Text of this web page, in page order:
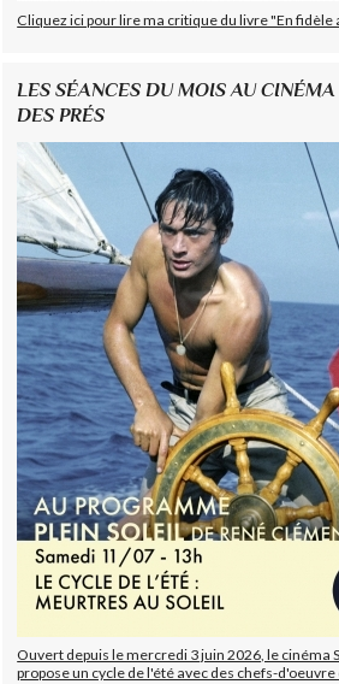
Cliquez ici pour lire ma critique du livre "En fidèle
LES SÉANCES DU MOIS AU
DES PRÉS
Ouvert depuis le mercredi 3 juin 2026, le cinéma
propose un cycle de l'été avec des chefs-